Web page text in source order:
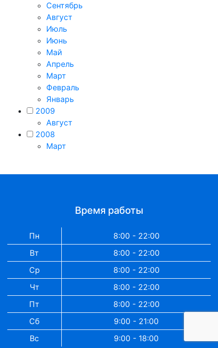
Сентябрь
Август
Июль
Июнь
Май
Апрель
Март
Февраль
Январь
2009
Август
2008
Март
Время работы
Пн
8:00 - 22:00
Вт
8:00 - 22:00
Ср
8:00 - 22:00
Чт
8:00 - 22:00
Пт
8:00 - 22:00
Сб
9:00 - 21:00
Вс
9:00 - 18:00